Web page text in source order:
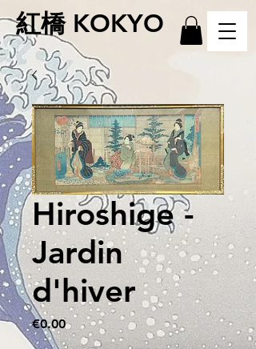
紅橋 KOKYO
Hiroshige -
Jardin
d'hiver
€0.00Price